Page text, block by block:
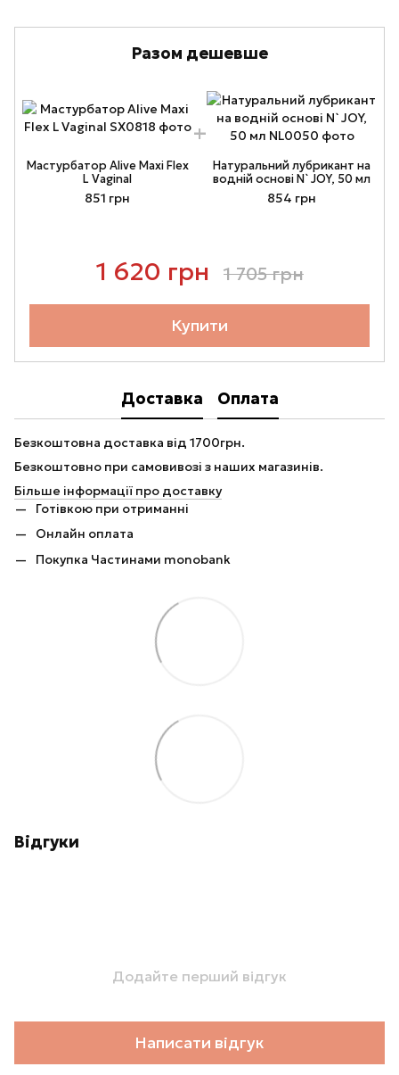
Разом дешевше
Мастурбатор Alive Maxi Flex
L Vaginal
851 грн
Натуральний лубрикант на
водній основі N`JOY, 50 мл
854 грн
1 620 грн 1 705 грн
Купити
Доставка Оплата
Безкоштовна доставка від 1700грн.
Безкоштовно при самовивозі з наших магазинів.
Більше інформації про доставку
Готівкою при отриманні
Онлайн оплата
Покупка Частинами monobank
Відгуки
Додайте перший відгук
Написати відгук